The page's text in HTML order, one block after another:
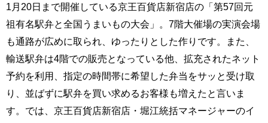
1月20日まで開催している京王百貨店新宿店の「第57回元
祖有名駅弁と全国うまいもの大会」。7階大催場の実演会場
も通路が広めに取られ、ゆったりとした作りです。また、
輸送駅弁は4階での販売となっている他、拡充されたネット
予約を利用、指定の時間帯に希望した弁当をサッと受け取
り、並ばずに駅弁を買い求めるお客様も増えたと言いま
す。では、京王百貨店新宿店・堀江統括マネージャーのイ